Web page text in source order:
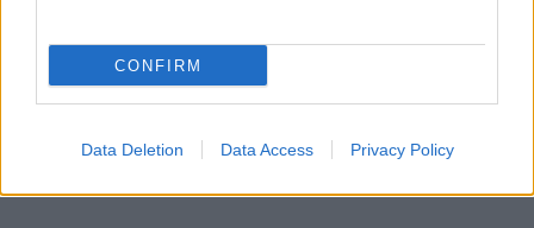
CONFIRM
Data Deletion Data Access Privacy Policy